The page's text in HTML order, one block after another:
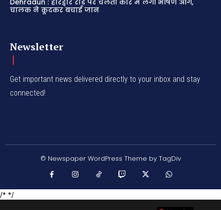
Dehradun : हरिद्वार रोड पर चलती कार में लगी भीषण आग,
चालक ने कूदकर बचाई जान
Newsletter
Get important news delivered directly to your inbox and stay
connected!
© Newspaper WordPress Theme by TagDiv
/* */